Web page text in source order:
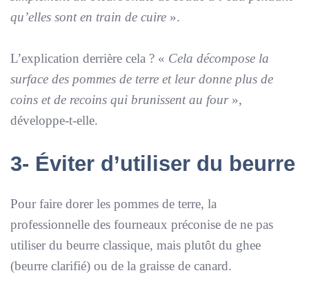
qu’elles sont en train de cuire ».
L’explication derrière cela ? « Cela décompose la
surface des pommes de terre et leur donne plus de
coins et de recoins qui brunissent au four»,
développe-t-elle.
3- Éviter d’utiliser du beurre
Pour faire dorer les pommes de terre, la
professionnelle des fourneaux préconise de ne pas
utiliser du beurre classique, mais plutôt du ghee
(beurre clarifié) ou de la graisse de canard.